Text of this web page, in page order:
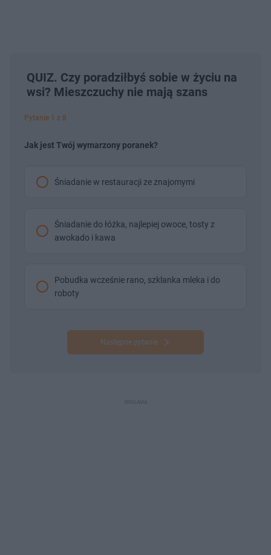
QUIZ. Czy poradziłbyś sobie w życiu na
wsi? Mieszczuchy nie mają szans
Pytanie 1 z 8
Jak jest Twój wymarzony poranek?
Śniadanie w restauracji ze znajomymi
Śniadanie do łóżka, najlepiej owoce, tosty z
awokado i kawa
Pobudka wcześnie rano, szklanka mleka i do
roboty
Następne pytanie